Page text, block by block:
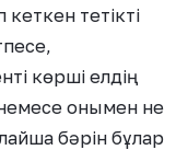
тетікті
көрші елдің
немесе онымен не
бәрін бұлар